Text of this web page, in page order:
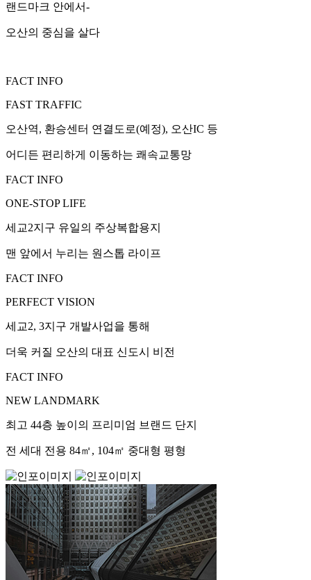
랜드마크 안에서-
오산의 중심을 살다
FACT INFO
FAST TRAFFIC
오산역, 환승센터 연결도로(예정), 오산IC 등
어디든 편리하게 이동하는 쾌속교통망
FACT INFO
ONE-STOP LIFE
세교2지구 유일의 주상복합용지
맨 앞에서 누리는 원스톱 라이프
FACT INFO
PERFECT VISION
세교2, 3지구 개발사업을 통해
더욱 커질 오산의 대표 신도시 비전
FACT INFO
NEW LANDMARK
최고 44층 높이의 프리미엄 브랜드 단지
전 세대 전용 84㎡, 104㎡ 중대형 평형